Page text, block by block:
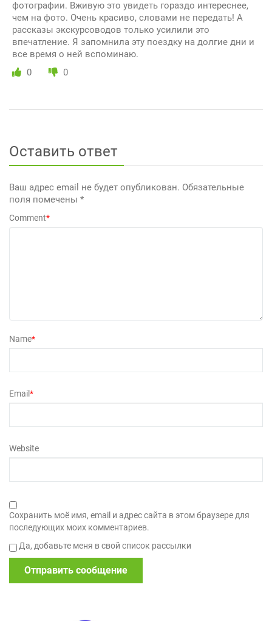
фотографии. Вживую это увидеть гораздо интереснее,
чем на фото. Очень красиво, словами не передать! А
рассказы экскурсоводов только усилили это
впечатление. Я запомнила эту поездку на долгие дни и
все время о ней вспоминаю.
0
0
Оставить ответ
Ваш адрес email не будет опубликован. Обязательные
поля помечены *
Comment*
Name*
Email*
Website
Сохранить моё имя, email и адрес сайта в этом браузере для
последующих моих комментариев.
Да, добавьте меня в свой список рассылки